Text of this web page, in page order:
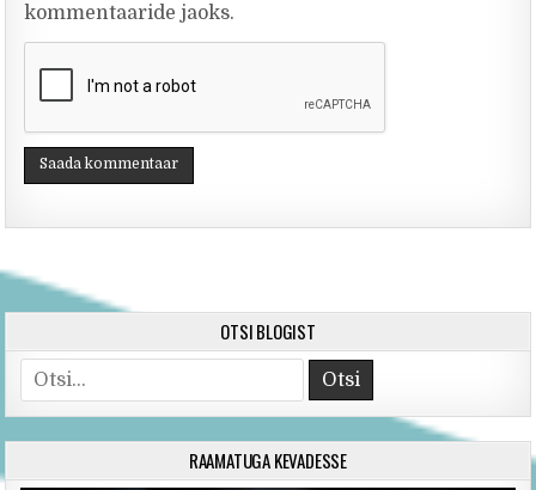
kommentaaride jaoks.
OTSI BLOGIST
Search for:
RAAMATUGA KEVADESSE